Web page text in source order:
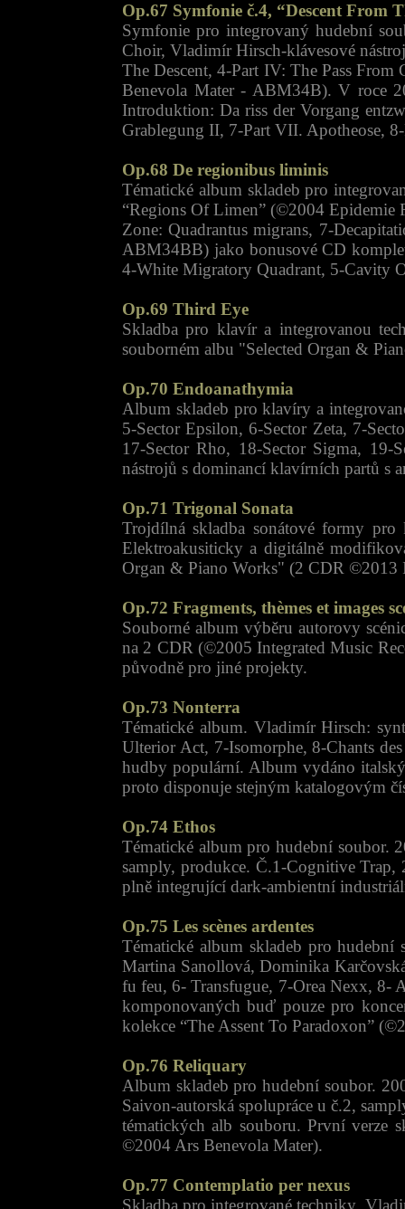
Op.67 Symfonie č.4, “Descent From
Symfonie pro integrovaný hudební
Choir, Vladimír Hirsch-klávesové
The Descent, 4-Part IV: The Pass
Benevola Mater - ABM34B). V roce
Introduktion: Da riss der Vorgang
Grablegung II, 7-Part VII. Apotheose,
Op.68 De regionibus liminis
Tématické album skladeb pro
“Regions Of Limen” (©2004 Epidemie
Zone: Quadrantus migrans, 7-
ABM34BB) jako bonusové CD
4-White Migratory Quadrant, 5-Cavity
Op.69 Third Eye
Skladba pro klavír a integrovanou
souborném albu "Selected Organ &
Op.70 Endoanathymia
Album skladeb pro klavíry a
5-Sector Epsilon, 6-Sector Zeta, 7-
17-Sector Rho, 18-Sector Sigma, 19-
nástrojů s dominancí klavírních partů s
Op.71 Trigonal Sonata
Trojdílná skladba sonátové formy
Elektroakusiticky a digitálně
Organ & Piano Works" (2 CDR ©2013
Op.72 Fragments, thèmes et images
Souborné album výběru autorovy
na 2 CDR (©2005 Integrated Music
původně pro jiné projekty.
Op.73 Nonterra
Tématické album. Vladimír Hirsch:
Ulterior Act, 7-Isomorphe, 8-Chants
hudby populární. Album vydáno
proto disponuje stejným katalogovým
Op.74 Ethos
Tématické album pro hudební soubor.
samply, produkce. Č.1-Cognitive Trap,
plně integrující dark-ambientní
Op.75 Les scènes ardentes
Tématické album skladeb pro
Martina Sanollová, Dominika
fu feu, 6- Transfugue, 7-Orea Nexx, 8-
komponovaných buď pouze pro
kolekce “The Assent To Paradoxon”
Op.76 Reliquary
Album skladeb pro hudební soubor.
Saivon-autorská spolupráce u č.2,
tématických alb souboru. První verze
©2004 Ars Benevola Mater).
Op.77 Contemplatio per nexus
Skladba pro integrované techniky.